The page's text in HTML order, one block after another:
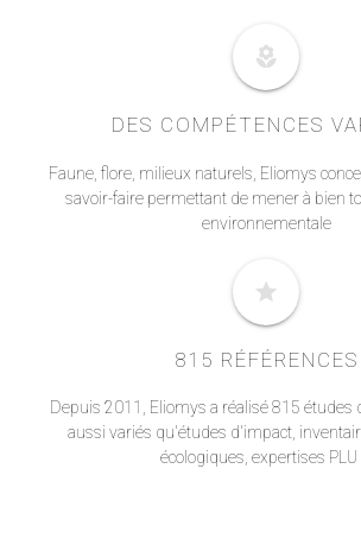
local_florist
DES COMPÉTENCES
Faune, flore, milieux naturels, Eliomys
savoir-faire permettant de mener à bien
environnementale
star
815 RÉFÉRENCES
Depuis 2011, Eliomys a réalisé 815 études
aussi variés qu'études d'impact,
écologiques, expertises PLU ...